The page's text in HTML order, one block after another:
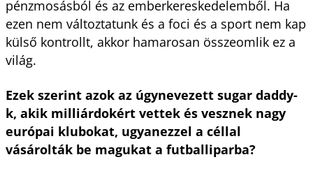
pénzmosásból és az emberkereskedelemből. Ha
ezen nem változtatunk és a foci és a sport nem kap
külső kontrollt, akkor hamarosan összeomlik ez a
világ.
Ezek szerint azok az úgynevezett sugar daddy-
k, akik milliárdokért vettek és vesznek nagy
európai klubokat, ugyanezzel a céllal
vásárolták be magukat a futballiparba?